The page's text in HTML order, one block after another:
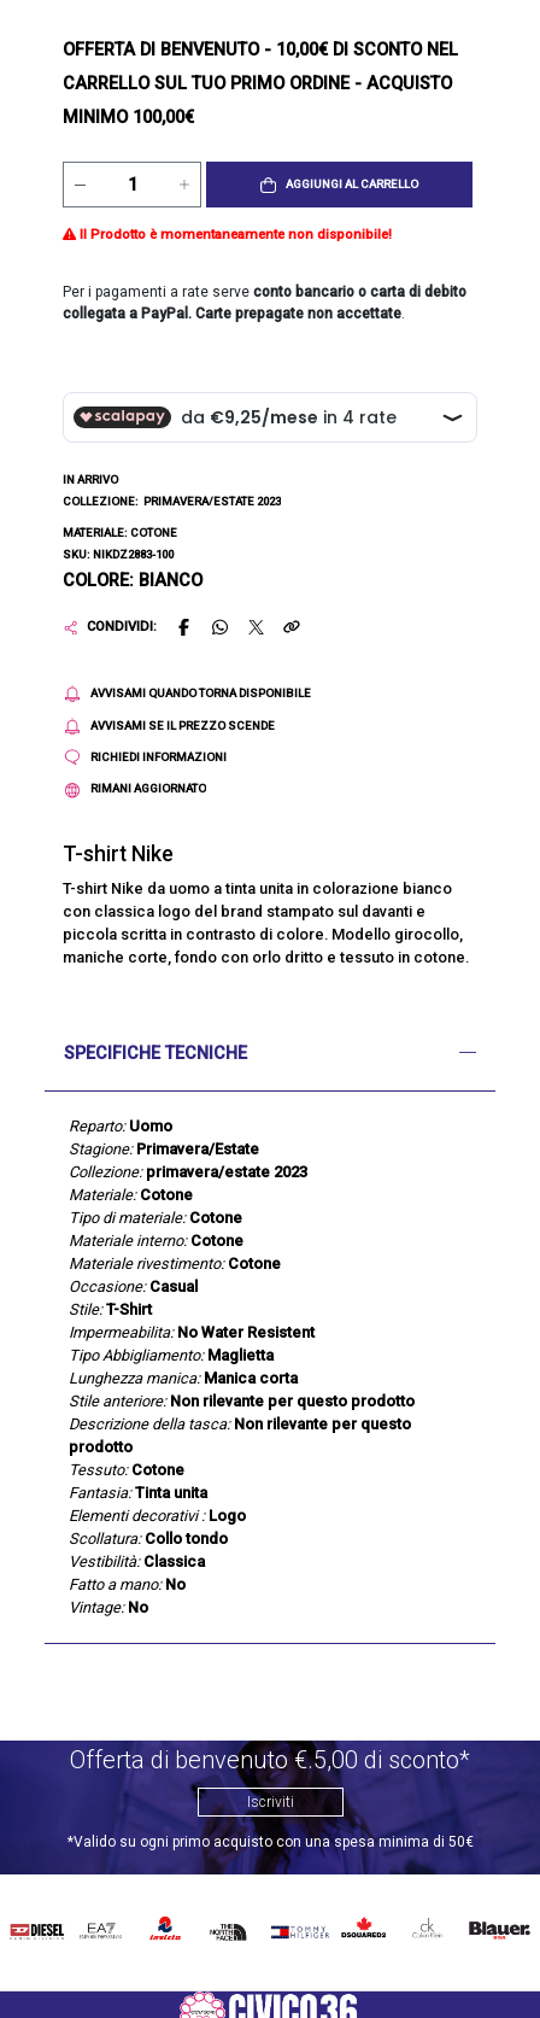
OFFERTA DI BENVENUTO- 10,00€ DI SCONTO NEL
CARRELLO SUL TUO PRIMO ORDINE - ACQUISTO
MINIMO 100,00€
AGGIUNGI AL CARRELLO
Il Prodotto è momentaneamente non disponibile!
Per i pagamenti a rate serveconto bancario o carta di debito
collegata a PayPal. Carte prepagate non accettate.
IN ARRIVO
COLLEZIONE: PRIMAVERA/ESTATE 2023
MATERIALE: COTONE
SKU: NIKDZ2883-100
COLORE: BIANCO
CONDIVIDI:
AVVISAMI QUANDO TORNA DISPONIBILE
AVVISAMI SE IL PREZZO SCENDE
RICHIEDI INFORMAZIONI
RIMANI AGGIORNATO
T-shirt Nike
T-shirt Nike da uomo a tinta unita in colorazione bianco
con classica logo del brand stampato sul davanti e
piccola scritta in contrasto di colore. Modello girocollo,
maniche corte, fondo con orlo dritto e tessuto in cotone.
SPECIFICHE TECNICHE
Reparto: Uomo
Stagione: Primavera/Estate
Collezione: primavera/estate 2023
Materiale: Cotone
Tipo di materiale: Cotone
Materiale interno: Cotone
Materiale rivestimento: Cotone
Occasione: Casual
Stile: T-Shirt
Impermeabilita: No Water Resistent
Tipo Abbigliamento: Maglietta
Lunghezza manica: Manica corta
Stile anteriore: Non rilevante per questo prodotto
Descrizione della tasca: Non rilevante per questo
prodotto
Tessuto: Cotone
Fantasia: Tinta unita
Elementi decorativi : Logo
Scollatura: Collo tondo
Vestibilità: Classica
Fatto a mano: No
Vintage: No
Offerta di benvenuto €.5,00 di sconto*
Iscriviti
*Valido su ogni primo acquisto con una spesa minima di 50€
DIESEL EA7 INVICTATHE
TOMMY
DSQUARED2
CALVIN BLAUER